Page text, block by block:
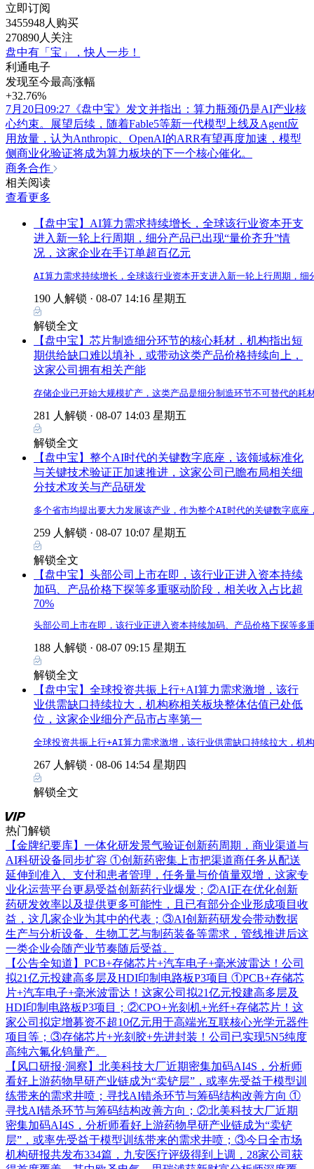
立即订阅
3455948人购买
270890人关注
盘中有「宝」，快人一步！
利通电子
发现至今最高涨幅
+32.76%
7月20日09:27《盘中宝》发文并指出：算力瓶颈仍是AI产业核
心约束。展望后续，随着Fable5等新一代模型上线及Agent应
用放量，认为Anthropic、OpenAI的ARR有望再度加速，模型
侧商业化验证将成为算力板块的下一个核心催化。
商务合作
相关阅读
查看更多
【盘中宝】AI算力需求持续增长，全球该行业资本开支
进入新一轮上行周期，细分产品已出现“量价齐升”情
况，这家企业在手订单超百亿元
AI算力需求持续增长，全球该行业资本开支进入新一轮上行周期，
190 人解锁 · 08-07 14:16 星期五
解锁全文
【盘中宝】芯片制造细分环节的核心耗材，机构指出短
期供给缺口难以填补，或带动这类产品价格持续向上，
这家公司拥有相关产能
存储企业已开始大规模扩产，这类产品是细分制造环节不可替代的
281 人解锁 · 08-07 14:03 星期五
解锁全文
【盘中宝】整个AI时代的关键数字底座，该领域标准化
与关键技术验证正加速推进，这家公司已瞻布局相关细
分技术攻关与产品研发
多个省市均提出要大力发展该产业，作为整个AI时代的关键数字底
259 人解锁 · 08-07 10:07 星期五
解锁全文
【盘中宝】头部公司上市在即，该行业正进入资本持续
加码、产品价格下探等多重驱动阶段，相关收入占比超
70%
头部公司上市在即，该行业正进入资本持续加码、产品价格下探等
188 人解锁 · 08-07 09:15 星期五
解锁全文
【盘中宝】全球投资共振上行+AI算力需求激增，该行
业供需缺口持续拉大，机构称相关板块整体估值已处低
位，这家企业细分产品市占率第一
全球投资共振上行+AI算力需求激增，该行业供需缺口持续拉大，机
267 人解锁 · 08-06 14:54 星期四
解锁全文
热门解锁
【金牌纪要库】一体化研发景气验证创新药周期，商业渠道与
AI科研设备同步扩容 ①创新药密集上市把渠道商任务从配送
延伸到准入、支付和患者管理，任务量与价值量双增，这家专
业化运营平台更易受益创新药行业爆发；②AI正在优化创新
药研发效率以及提供更多可能性，且已有部分企业形成项目收
益，这几家企业为其中的代表；③AI创新药研发会带动数据
生产与分析设备、生物工艺与制药装备等需求，管线推进后这
一类企业会随产业节奏随后受益。
【公告全知道】PCB+存储芯片+汽车电子+毫米波雷达！公司
拟21亿元投建高多层及HDI印制电路板P3项目 ①PCB+存储芯
片+汽车电子+毫米波雷达！这家公司拟21亿元投建高多层及
HDI印制电路板P3项目；②CPO+光刻机+光纤+存储芯片！这
家公司拟定增募资不超10亿元用于高端光互联核心光学元器件
项目等；③存储芯片+光刻胶+先进封装！公司已实现5N5纯度
高纯六氟化钨量产。
【风口研报·洞察】北美科技大厂近期密集加码AI4S，分析师
看好上游药物早研产业链成为“卖铲层”，或率先受益于模型训
练带来的需求井喷；寻找AI错杀环节与筹码结构改善方向 ①
寻找AI错杀环节与筹码结构改善方向；②北美科技大厂近期
密集加码AI4S，分析师看好上游药物早研产业链成为“卖铲
层”，或率先受益于模型训练带来的需求井喷；③今日全市场
机构研报共发布334篇，九安医疗评级得到上调，28家公司获